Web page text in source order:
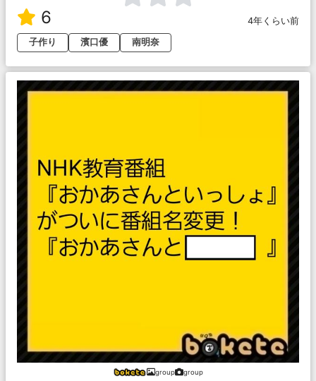
6
4年くらい前
子作り
濱口優 南明奈
group group